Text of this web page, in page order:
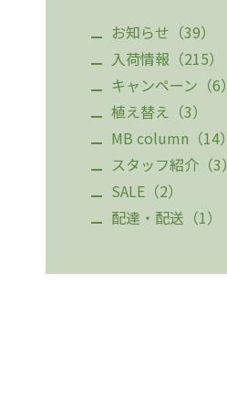
お知らせ（39）
入荷情報（215）
キャンペーン（6）
植え替え（3）
MB column（14）
スタッフ紹介（3）
SALE（2）
配達・配送（1）